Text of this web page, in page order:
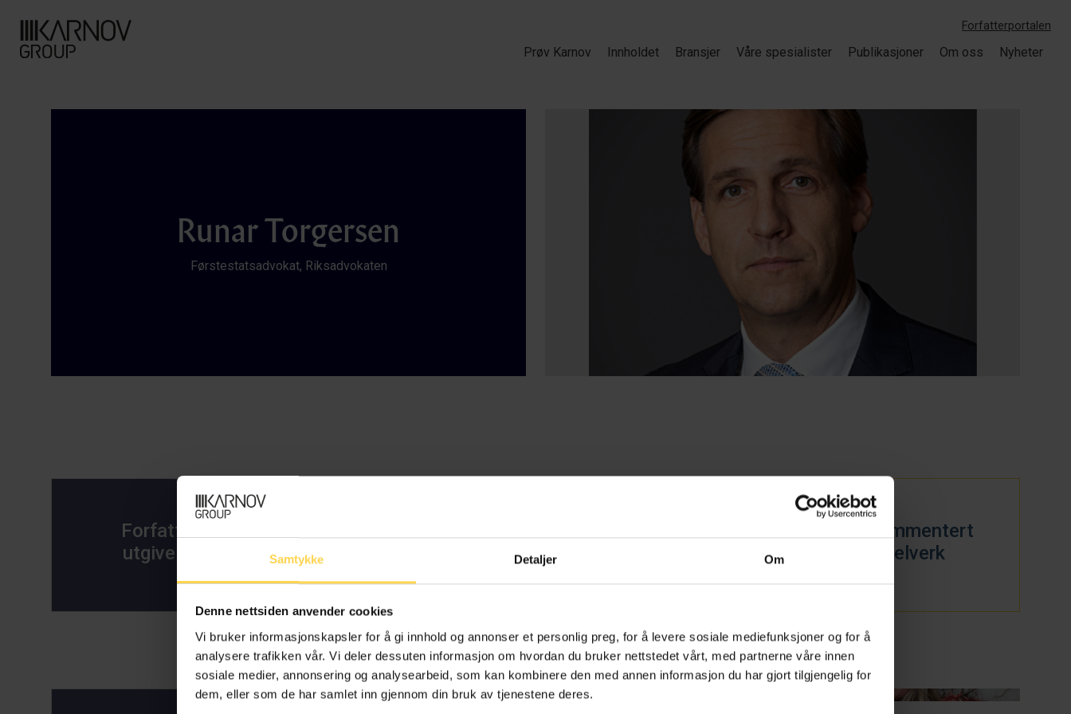
Samtykke Detaljer Om
Denne nettsiden anvender cookies
Vi bruker informasjonskapsler for å gi innhold og annonser et personlig preg, for å levere sosiale mediefunksjoner og for å
analysere trafikken vår. Vi deler dessuten informasjon om hvordan du bruker nettstedet vårt, med partnerne våre innen
sosiale medier, annonsering og analysearbeid, som kan kombinere den med annen informasjon du har gjort tilgjengelig for
dem, eller som de har samlet inn gjennom din bruk av tjenestene deres.
Forfatterportalen
Prøv Karnov Innholdet Bransjer Våre spesialister Publikasjoner Om oss Nyheter
Runar Torgersen
Førstestatsadvokat, Riksadvokaten
Forfatters
utgivelser
strpl
Sivil- og straffeprosess
bevisforbud i straffesaker
Alt kommentert
regelverk